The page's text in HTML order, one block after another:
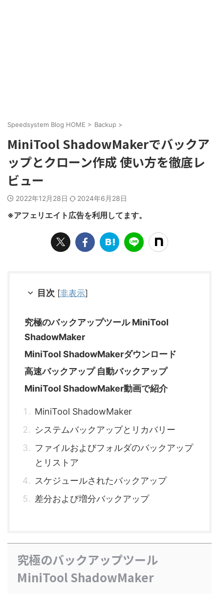
Speedsystem Blog HOME > Backup >
MiniTool ShadowMakerでバックア
ップとクローン作成 使い方を徹底レ
ビュー
2022年12月28日 2024年6月28日
※アフェリエイト広告を利用してます。
目次 [非表示]
究極のバックアップツール MiniTool
ShadowMaker
MiniTool ShadowMakerダウンロード
高速バックアップ 自動バックアップ
MiniTool ShadowMaker動画で紹介
MiniTool ShadowMaker
システムバックアップとリカバリー
ファイルおよびフォルダのバックアップ
とリストア
スケジュールされたバックアップ
差分および増分バックアップ
究極のバックアップツール
MiniTool ShadowMaker